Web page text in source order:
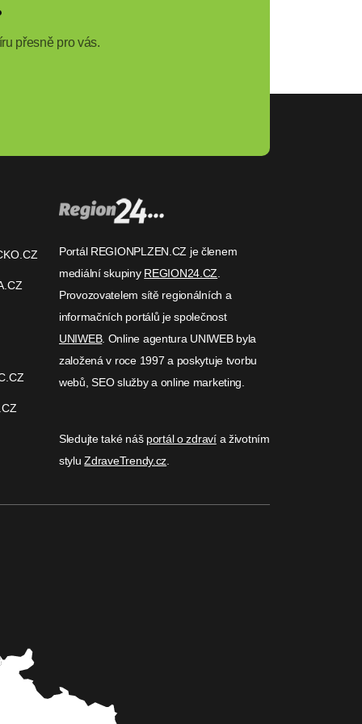
přesně pro vás.
Portál REGIONPLZEN.CZ je členem
mediální skupiny REGION24.CZ
Provozovatelem sítě regionálních a
informačních portálů je společnost
UNIWEB. Online agentura UNIWEB byla
založená v roce 1997 a poskytuje tvorbu
webů, SEO služby a online marketing.
Sledujte také náš portál o zdravía životním
styluZdraveTrendy.cz